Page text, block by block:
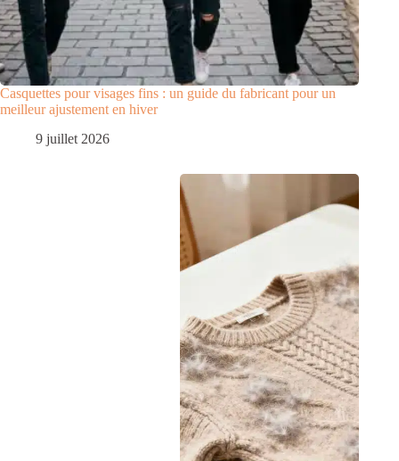
Casquettes pour visages fins : un guide du fabricant pour un
meilleur ajustement en hiver
9 juillet 2026